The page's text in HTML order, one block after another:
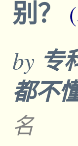
别？
by 专
都不
名